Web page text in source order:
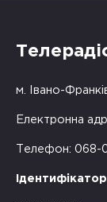
м. Івано-
Електронна
Телефон: 068-